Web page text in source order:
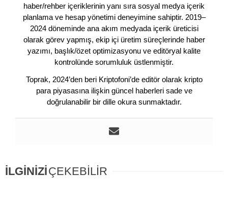
haber/rehber içeriklerinin yanı sıra sosyal medya içerik
planlama ve hesap yönetimi deneyimine sahiptir. 2019–
2024 döneminde ana akım medyada içerik üreticisi
olarak görev yapmış, ekip içi üretim süreçlerinde haber
yazımı, başlık/özet optimizasyonu ve editöryal kalite
kontrolünde sorumluluk üstlenmiştir.
Toprak, 2024’den beri Kriptofoni’de editör olarak kripto
para piyasasına ilişkin güncel haberleri sade ve
doğrulanabilir bir dille okura sunmaktadır.
İLGİNİZİÇEKEBİLİR